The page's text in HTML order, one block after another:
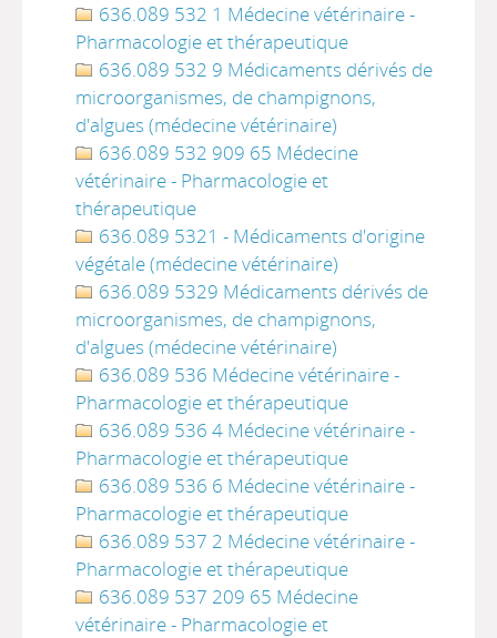
636.089 532 1 Médecine vétérinaire -
Pharmacologie et thérapeutique
636.089 532 9 Médicaments dérivés de
microorganismes, de champignons,
d'algues (médecine vétérinaire)
636.089 532 909 65 Médecine
vétérinaire - Pharmacologie et
thérapeutique
636.089 5321 - Médicaments d'origine
végétale (médecine vétérinaire)
636.089 5329 Médicaments dérivés de
microorganismes, de champignons,
d'algues (médecine vétérinaire)
636.089 536 Médecine vétérinaire -
Pharmacologie et thérapeutique
636.089 536 4 Médecine vétérinaire -
Pharmacologie et thérapeutique
636.089 536 6 Médecine vétérinaire -
Pharmacologie et thérapeutique
636.089 537 2 Médecine vétérinaire -
Pharmacologie et thérapeutique
636.089 537 209 65 Médecine
vétérinaire - Pharmacologie et